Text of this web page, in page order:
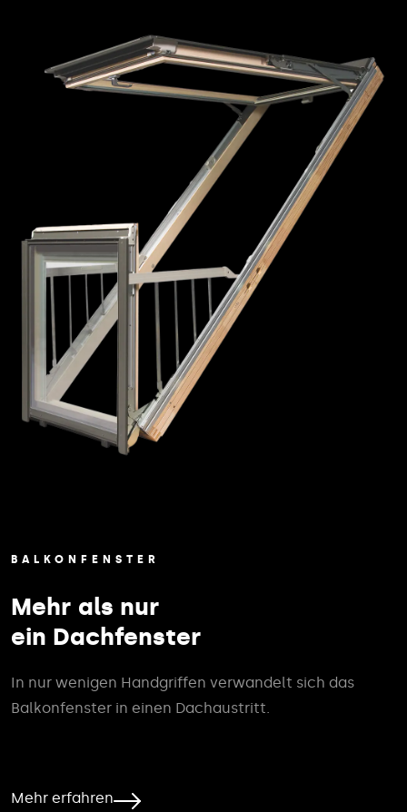
BALKONFENSTER
Mehr als nur
ein Dachfenster
In nur wenigen Handgriffen verwandelt sich das
Balkonfenster in einen Dachaustritt.
Mehr erfahren